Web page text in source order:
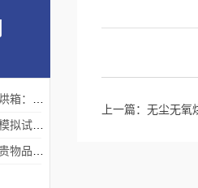
上一篇： 无尘无氧